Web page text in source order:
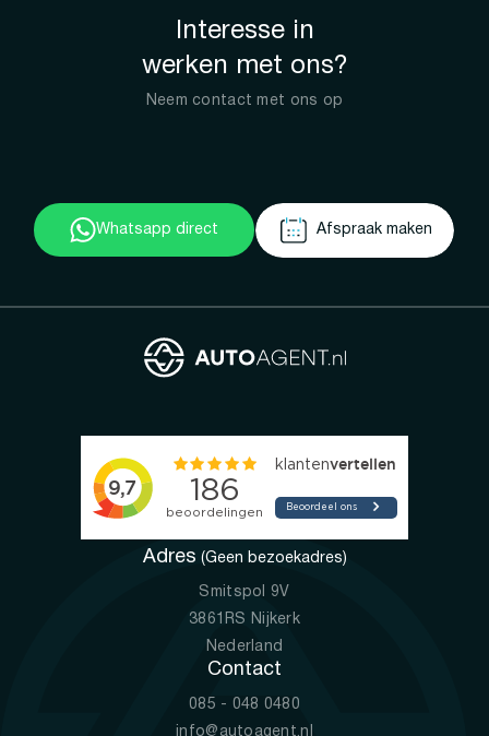
Interesse in
werken met ons?
Neem contact met ons op
Whatsapp direct Afspraak maken
Adres (Geen bezoekadres)
Smitspol 9V
3861RS Nijkerk
Nederland
Contact
085 - 048 0480
info@autoagent.nl